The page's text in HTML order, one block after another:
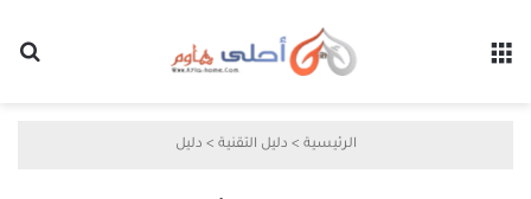
الرئيسية > دليل التقنية > دليل